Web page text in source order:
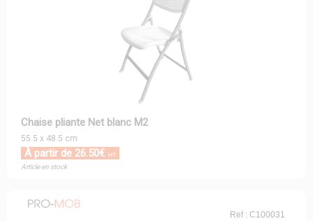
Chaise pliante Net blanc M2
55.5 x 48.5 cm
À partir de 26.50€ HT
Article en stock
Ref : C100031